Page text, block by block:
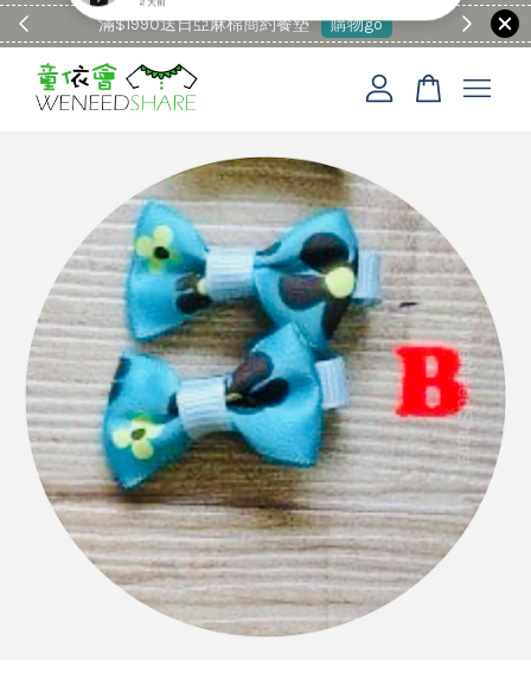
滿$1990送日亞麻棉簡約餐墊 購物go 童裝
您的購物車目前還是空的。
繼續購物